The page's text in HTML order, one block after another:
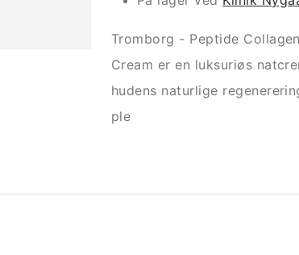
Tromborg - Peptide
Cream er en luksuriøs
hudens naturlige
ple